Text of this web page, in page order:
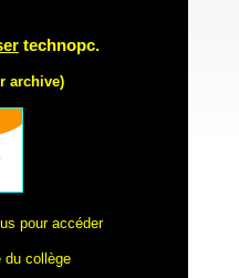
technopc.
archive)
pour accéder
du collège